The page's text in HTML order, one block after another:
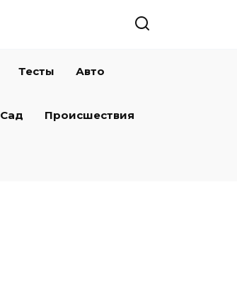
Тесты Авто
Сад Происшествия